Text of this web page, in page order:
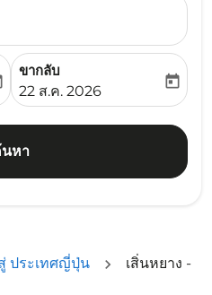
aria-label
ขากลับ
fc-booking-return-date-
22 ส.ค. 2026
today
หา
ประเทศญี่ปุ่น
เสิ่นหยาง -